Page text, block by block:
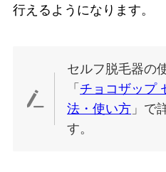
行えるようになります。
セルフ脱毛器の
「 チョコザップ
法・使い方 」で
す。